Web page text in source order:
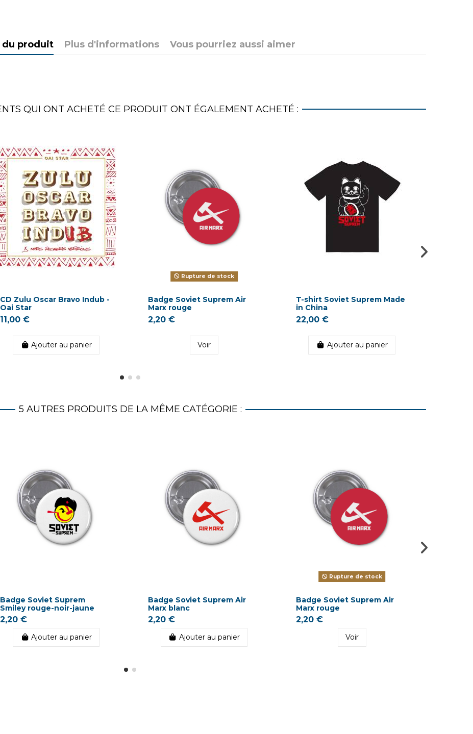
du produit Plus d'informations Vous pourriez aussi aimer
QUI ONT ACHETÉ CE PRODUIT ONT ÉGALEMENT ACHETÉ :
CD Zulu Oscar Bravo Indub -
Oai Star
11,00 €
Ajouter au panier
Rupture de stock
Badge Soviet Suprem Air
Marx rouge
2,20 €
Voir
T-shirt Soviet Suprem Made
in China
22,00 €
Ajouter au panier
5 AUTRES PRODUITS DE LA MÊME CATÉGORIE :
Badge Soviet Suprem
Smiley rouge-noir-jaune
2,20 €
Ajouter au panier
Badge Soviet Suprem Air
Marx blanc
2,20 €
Ajouter au panier
Rupture de stock
Badge Soviet Suprem Air
Marx rouge
2,20 €
Voir